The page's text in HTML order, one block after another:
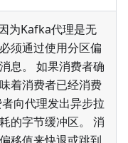
为Kafka代理是无
须通过使用分区偏
息。 如果消费者确
着消费者已经消费
向代理发出异步拉
的字节缓冲区。 消